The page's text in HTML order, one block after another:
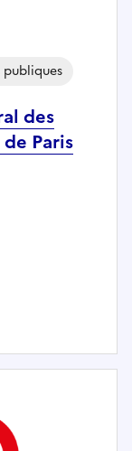
des
Paris
général